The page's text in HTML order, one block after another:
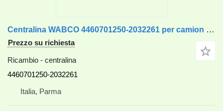
Centralina WABCO 4460701250-2032261 per camion DAF
Prezzo su richiesta
Ricambio - centralina
4460701250-2032261
Italia, Parma